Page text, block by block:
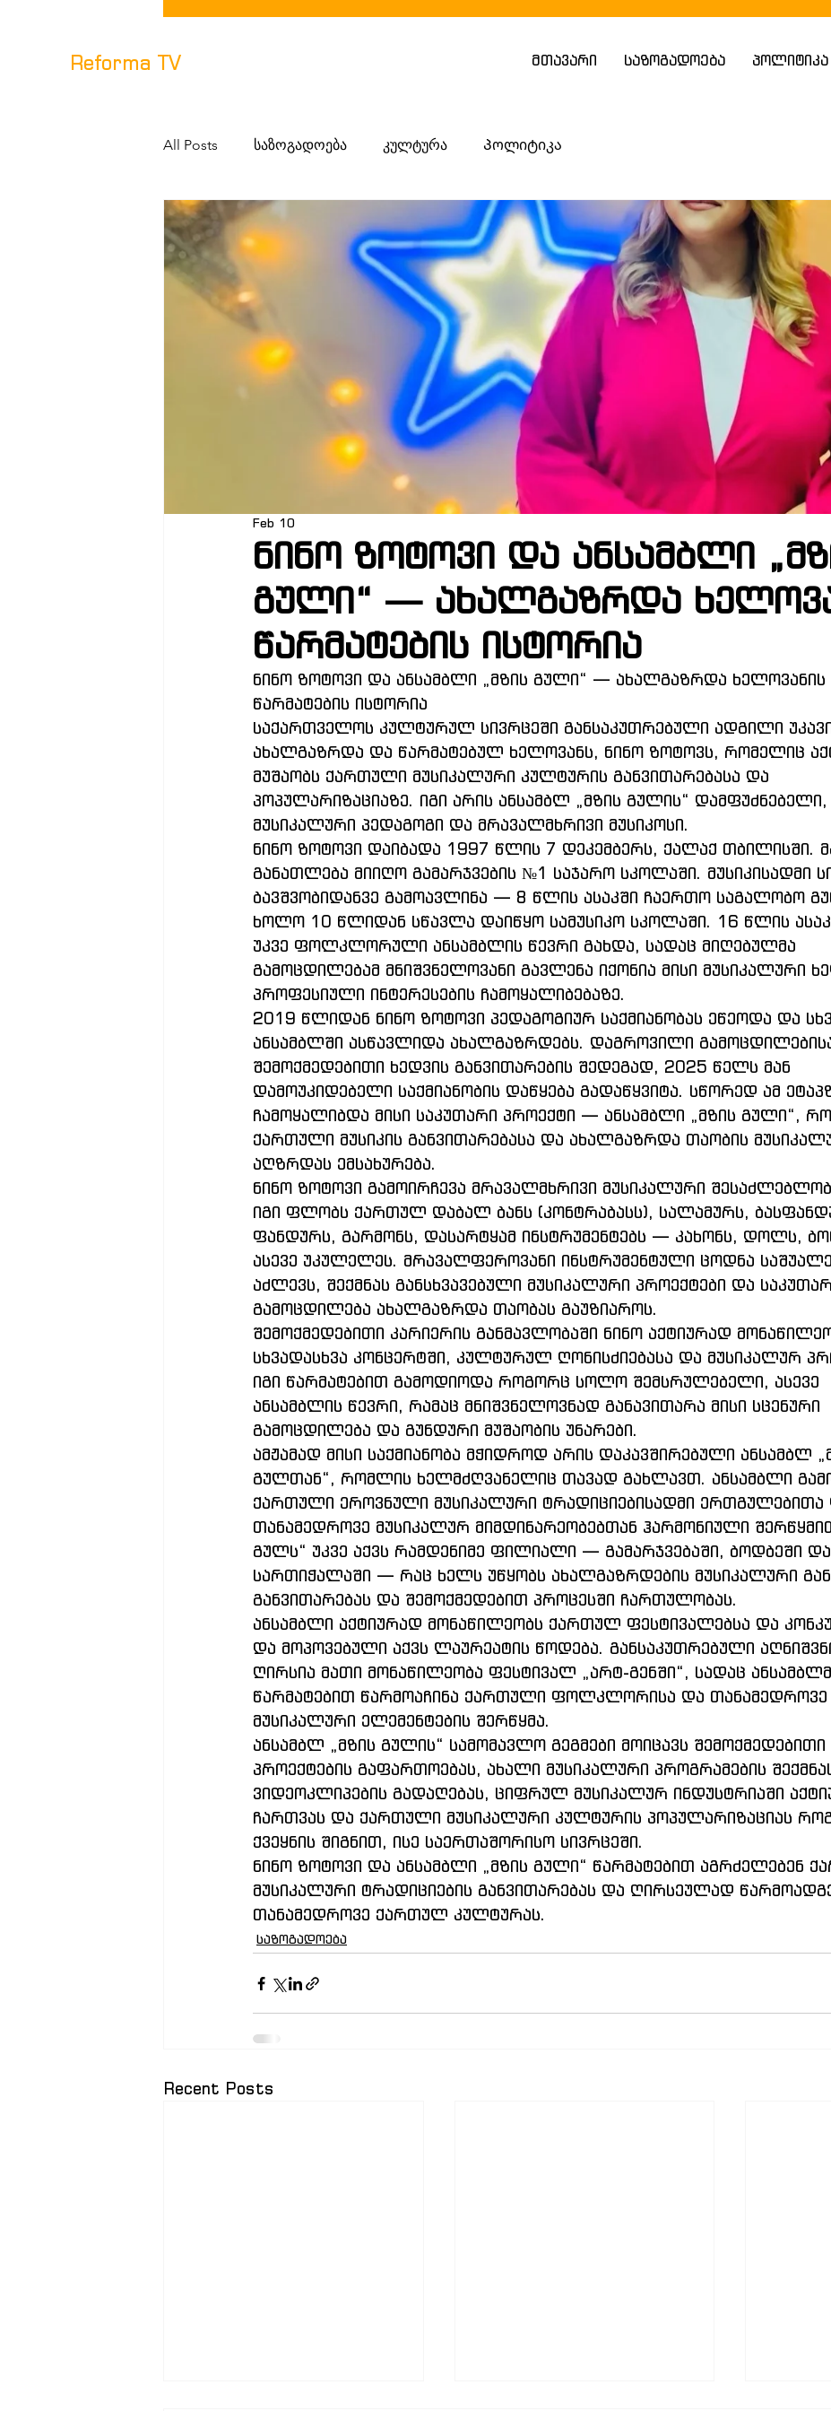
Reforma TV მთავარი საზოგადოება პოლიტიკა
All Posts საზოგადოება კულტურა Პოლიტიკა
ნინო ზოტოვი და ანსამბლი
გული“ — ახალგაზრდა
წარმატების ისტორია
Feb 10
ნინო ზოტოვი და ანსამბლი „მზის გული“ — ახალგაზრდა ხელოვანის
წარმატების ისტორია
საქართველოს კულტურულ სივრცეში განსაკუთრებული ადგილი
ახალგაზრდა და წარმატებულ ხელოვანს, ნინო ზოტოვს, რომელიც
მუშაობს ქართული მუსიკალური კულტურის განვითარებასა და
პოპულარიზაციაზე. იგი არის ანსამბლ „მზის გულის“ დამფუძნებელი,
მუსიკალური პედაგოგი და მრავალმხრივი მუსიკოსი.
ნინო ზოტოვი დაიბადა 1997 წლის 7 დეკემბერს, ქალაქ თბილისში.
განათლება მიიღო გამარჯვების №1 საჯარო სკოლაში. მუსიკისადმი
ბავშვობიდანვე გამოავლინა — 8 წლის ასაკში ჩაერთო საგალობო
ხოლო 10 წლიდან სწავლა დაიწყო სამუსიკო სკოლაში. 16 წლის
უკვე ფოლკლორული ანსამბლის წევრი გახდა, სადაც მიღებულმა
გამოცდილებამ მნიშვნელოვანი გავლენა იქონია მისი მუსიკალური
პროფესიული ინტერესების ჩამოყალიბებაზე.
2019 წლიდან ნინო ზოტოვი პედაგოგიურ საქმიანობას ეწეოდა და
ანსამბლში ასწავლიდა ახალგაზრდებს. დაგროვილი
შემოქმედებითი ხედვის განვითარების შედეგად, 2025 წელს მან
დამოუკიდებელი საქმიანობის დაწყება გადაწყვიტა. სწორედ ამ
ჩამოყალიბდა მისი საკუთარი პროექტი — ანსამბლი „მზის გული“,
ქართული მუსიკის განვითარებასა და ახალგაზრდა თაობის
აღზრდას ემსახურება.
ნინო ზოტოვი გამოირჩევა მრავალმხრივი მუსიკალური
იგი ფლობს ქართულ დაბალ ბანს (კონტრაბასს), სალამურს,
ფანდურს, გარმონს, დასარტყამ ინსტრუმენტებს — კახონს, დოლს,
ასევე უკულელეს. მრავალფეროვანი ინსტრუმენტული ცოდნა
აძლევს, შექმნას განსხვავებული მუსიკალური პროექტები და
გამოცდილება ახალგაზრდა თაობას გაუზიაროს.
შემოქმედებითი კარიერის განმავლობაში ნინო აქტიურად
სხვადასხვა კონცერტში, კულტურულ ღონისძიებასა და მუსიკალურ
იგი წარმატებით გამოდიოდა როგორც სოლო შემსრულებელი, ასევე
ანსამბლის წევრი, რამაც მნიშვნელოვნად განავითარა მისი სცენური
გამოცდილება და გუნდური მუშაობის უნარები.
ამჟამად მისი საქმიანობა მჭიდროდ არის დაკავშირებული ანსამბლ
გულთან“, რომლის ხელმძღვანელიც თავად გახლავთ. ანსამბლი
ქართული ეროვნული მუსიკალური ტრადიციებისადმი ერთგულებითა
თანამედროვე მუსიკალურ მიმდინარეობებთან ჰარმონიული
გულს“ უკვე აქვს რამდენიმე ფილიალი — გამარჯვებაში, ბოდბეში და
სართიჭალაში — რაც ხელს უწყობს ახალგაზრდების მუსიკალური
განვითარებას და შემოქმედებით პროცესში ჩართულობას.
ანსამბლი აქტიურად მონაწილეობს ქართულ ფესტივალებსა და
და მოპოვებული აქვს ლაურეატის წოდება. განსაკუთრებული
ღირსია მათი მონაწილეობა ფესტივალ „არტ-გენში“, სადაც
წარმატებით წარმოაჩინა ქართული ფოლკლორისა და თანამედროვე
მუსიკალური ელემენტების შერწყმა.
ანსამბლ „მზის გულის“ სამომავლო გეგმები მოიცავს შემოქმედებითი
პროექტების გაფართოებას, ახალი მუსიკალური პროგრამების
ვიდეოკლიპების გადაღებას, ციფრულ მუსიკალურ ინდუსტრიაში
ჩართვას და ქართული მუსიკალური კულტურის პოპულარიზაციას
ქვეყნის შიგნით, ისე საერთაშორისო სივრცეში.
ნინო ზოტოვი და ანსამბლი „მზის გული“ წარმატებით აგრძელებენ
მუსიკალური ტრადიციების განვითარებას და ღირსეულად
თანამედროვე ქართულ კულტურას.
საზოგადოება
Recent Posts